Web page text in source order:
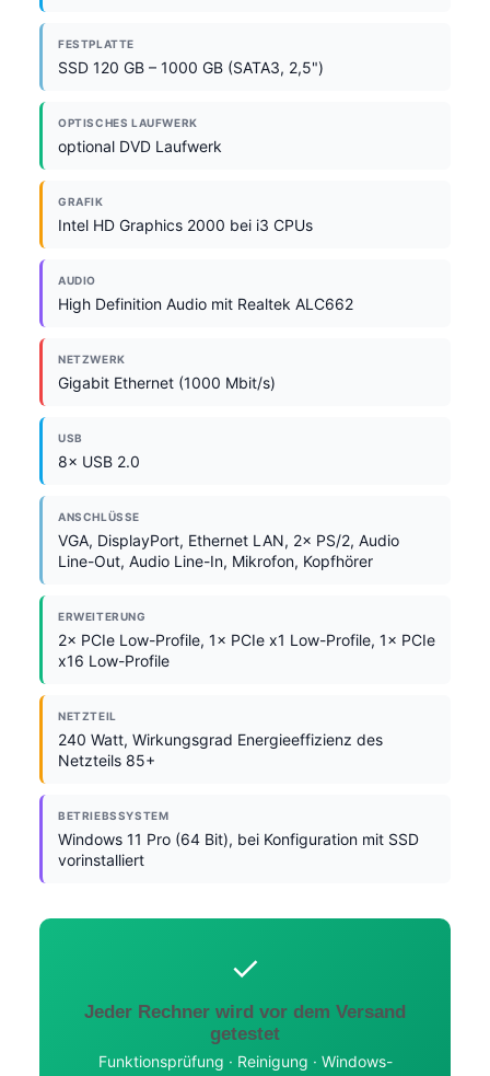
FESTPLATTE
SSD 120 GB – 1000 GB (SATA3, 2,5")
OPTISCHES LAUFWERK
optional DVD Laufwerk
GRAFIK
Intel HD Graphics 2000 bei i3 CPUs
AUDIO
High Definition Audio mit Realtek ALC662
NETZWERK
Gigabit Ethernet (1000 Mbit/s)
USB
8× USB 2.0
ANSCHLÜSSE
VGA, DisplayPort, Ethernet LAN, 2× PS/2, Audio
Line-Out, Audio Line-In, Mikrofon, Kopfhörer
ERWEITERUNG
2× PCIe Low-Profile, 1× PCIe x1 Low-Profile, 1× PCIe
x16 Low-Profile
NETZTEIL
240 Watt, Wirkungsgrad Energieeffizienz des
Netzteils 85+
BETRIEBSSYSTEM
Windows 11 Pro (64 Bit), bei Konfiguration mit SSD
vorinstalliert
✓
Jeder Rechner wird vor dem Versand
getestet
Funktionsprüfung · Reinigung · Windows-